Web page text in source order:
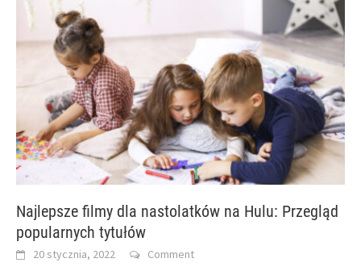
Najlepsze filmy dla nastolatków na Hulu: Przegląd
popularnych tytułów
20 stycznia, 2022 Comment